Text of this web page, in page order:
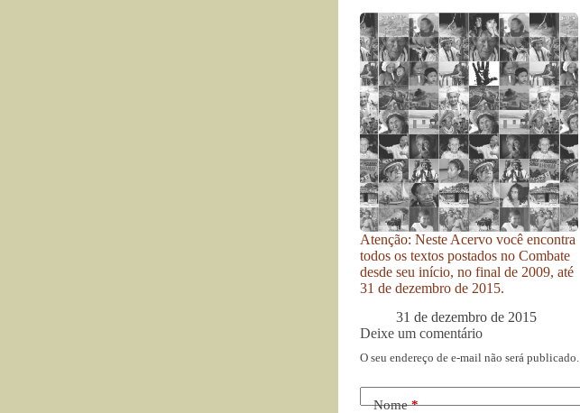
Atenção: Neste Acervo você encontra
todos os textos postados no Combate
desde seu início, no final de 2009, até
31 de dezembro de 2015.
31 de dezembro de 2015
Deixe um comentário
O seu endereço de e-mail não será publicado.
Nome*